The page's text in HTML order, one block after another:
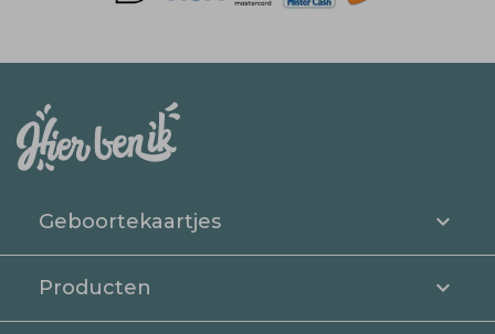
Geboortekaartjes
Producten